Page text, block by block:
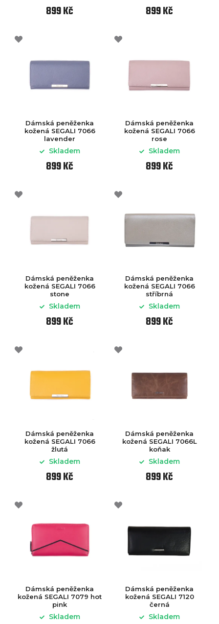
899 Kč 899 Kč
Dámská peněženka
kožená SEGALI 7066
lavender
Skladem
899 Kč
Dámská peněženka
kožená SEGALI 7066
rose
Skladem
899 Kč
Dámská peněženka
kožená SEGALI 7066
stone
Skladem
899 Kč
Dámská peněženka
kožená SEGALI 7066
stříbrná
Skladem
899 Kč
Dámská peněženka
kožená SEGALI 7066
žlutá
Skladem
899 Kč
Dámská peněženka
kožená SEGALI 7066L
koňak
Skladem
899 Kč
Dámská peněženka
kožená SEGALI 7079 hot
pink
Skladem
Dámská peněženka
kožená SEGALI 7120
černá
Skladem